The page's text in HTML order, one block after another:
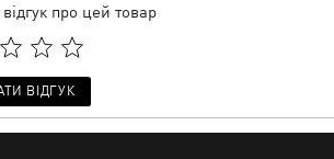
про цей товар
ВІДГУК